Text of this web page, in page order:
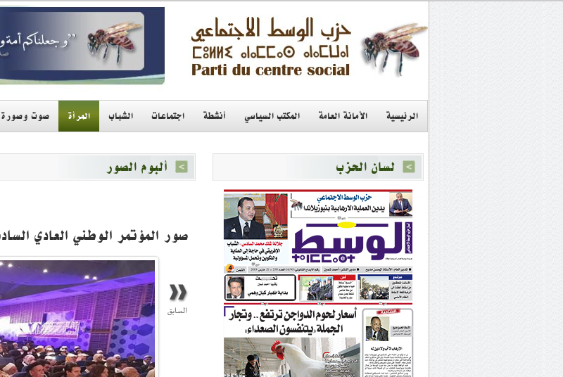
الرئيسية الأمانة العامة المكتب السياسي أنشطة اجتماعات الشباب المرأة صوت وصورة
لسان الحزب ألبوم الصور
صور المؤتمر الوطني العادي